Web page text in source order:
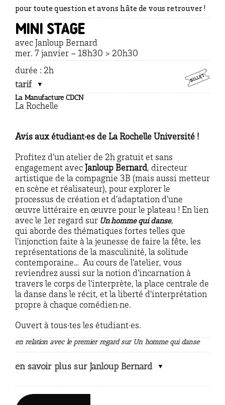
pour toute question et avons hâte de vous retrouver !
MINI STAGE
avec Janloup Bernard
mer. 7 janvier – 18h30 > 20h30
durée : 2h
tarif
La Manufacture CDCN
La Rochelle
Avis aux étudiant·es de La Rochelle Université !
Profitez d’un atelier de 2h gratuit et sans
engagement avec Janloup Bernard, directeur
artistique de la compagnie 3B (mais aussi metteur
en scène et réalisateur), pour explorer le
processus de création et d’adaptation d’une
œuvre littéraire en œuvre pour le plateau ! En lien
avec le 1er regard sur Un homme qui danse,
qui aborde des thématiques fortes telles que
l’injonction faite à la jeunesse de faire la fête, les
représentations de la masculinité, la solitude
contemporaine… Au cours de l’atelier, vous
reviendrez aussi sur la notion d’incarnation à
travers le corps de l’interprète, la place centrale de
la danse dans le récit, et la liberté d’interprétation
propre à chaque comédien·ne.
Ouvert à tous·tes les étudiant·es.
en relation avec le premier regard sur Un homme qui danse
en savoir plus sur Janloup Bernard